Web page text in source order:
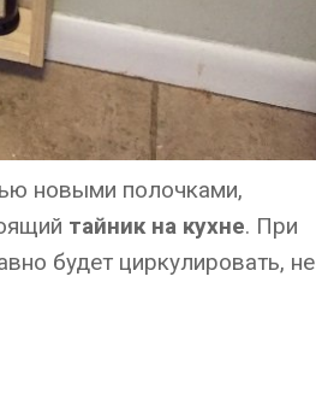
новыми полочками,
тайник на кухне. При
будет циркулировать, не